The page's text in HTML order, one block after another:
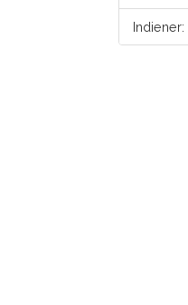
Indiener: